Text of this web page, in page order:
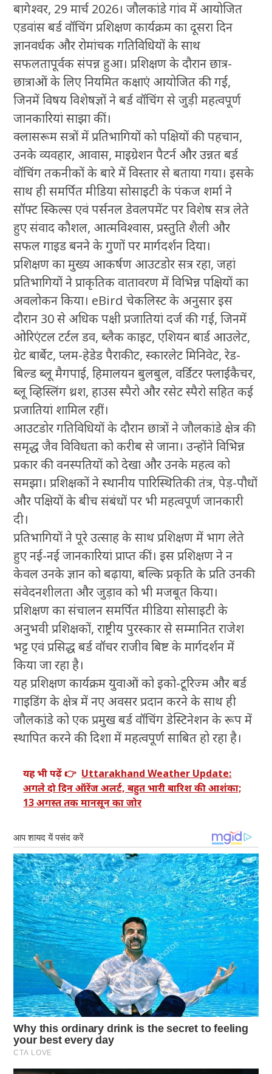
बागेश्वर, 29 मार्च 2026। जौलकांडे गांव में आयोजित
एडवांस बर्ड वॉचिंग प्रशिक्षण कार्यक्रम का दूसरा दिन
ज्ञानवर्धक और रोमांचक गतिविधियों के साथ
सफलतापूर्वक संपन्न हुआ। प्रशिक्षण के दौरान छात्र-
छात्राओं के लिए नियमित कक्षाएं आयोजित की गईं,
जिनमें विषय विशेषज्ञों ने बर्ड वॉचिंग से जुड़ी महत्वपूर्ण
जानकारियां साझा कीं।
क्लासरूम सत्रों में प्रतिभागियों को पक्षियों की पहचान,
उनके व्यवहार, आवास, माइग्रेशन पैटर्न और उन्नत बर्ड
वॉचिंग तकनीकों के बारे में विस्तार से बताया गया। इसके
साथ ही समर्पित मीडिया सोसाइटी के पंकज शर्मा ने
सॉफ्ट स्किल्स एवं पर्सनल डेवलपमेंट पर विशेष सत्र लेते
हुए संवाद कौशल, आत्मविश्वास, प्रस्तुति शैली और
सफल गाइड बनने के गुणों पर मार्गदर्शन दिया।
प्रशिक्षण का मुख्य आकर्षण आउटडोर सत्र रहा, जहां
प्रतिभागियों ने प्राकृतिक वातावरण में विभिन्न पक्षियों का
अवलोकन किया। eBird चेकलिस्ट के अनुसार इस
दौरान 30 से अधिक पक्षी प्रजातियां दर्ज की गईं, जिनमें
ओरिएंटल टर्टल डव, ब्लैक काइट, एशियन बार्ड आउलेट,
ग्रेट बार्बेट, प्लम-हेडेड पैराकीट, स्कारलेट मिनिवेट, रेड-
बिल्ड ब्लू मैगपाई, हिमालयन बुलबुल, वर्डिटर फ्लाईकैचर,
ब्लू व्हिस्लिंग थ्रश, हाउस स्पैरो और रसेट स्पैरो सहित कई
प्रजातियां शामिल रहीं।
आउटडोर गतिविधियों के दौरान छात्रों ने जौलकांडे क्षेत्र की
समृद्ध जैव विविधता को करीब से जाना। उन्होंने विभिन्न
प्रकार की वनस्पतियों को देखा और उनके महत्व को
समझा। प्रशिक्षकों ने स्थानीय पारिस्थितिकी तंत्र, पेड़-पौधों
और पक्षियों के बीच संबंधों पर भी महत्वपूर्ण जानकारी
दी।
प्रतिभागियों ने पूरे उत्साह के साथ प्रशिक्षण में भाग लेते
हुए नई-नई जानकारियां प्राप्त कीं। इस प्रशिक्षण ने न
केवल उनके ज्ञान को बढ़ाया, बल्कि प्रकृति के प्रति उनकी
संवेदनशीलता और जुड़ाव को भी मजबूत किया।
प्रशिक्षण का संचालन समर्पित मीडिया सोसाइटी के
अनुभवी प्रशिक्षकों, राष्ट्रीय पुरस्कार से सम्मानित राजेश
भट्ट एवं प्रसिद्ध बर्ड वॉचर राजीव बिष्ट के मार्गदर्शन में
किया जा रहा है।
यह प्रशिक्षण कार्यक्रम युवाओं को इको-टूरिज्म और बर्ड
गाइडिंग के क्षेत्र में नए अवसर प्रदान करने के साथ ही
जौलकांडे को एक प्रमुख बर्ड वॉचिंग डेस्टिनेशन के रूप में
स्थापित करने की दिशा में महत्वपूर्ण साबित हो रहा है।
यह भी पढ़ें 👉 Uttarakhand Weather Update:
अगले दो दिन ऑरेंज अलर्ट, बहुत भारी बारिश की आशंका;
13 अगस्त तक मानसून का जोर